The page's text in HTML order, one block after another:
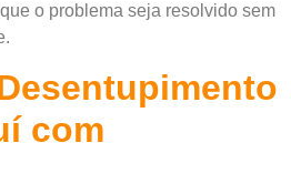
o problema seja resolvido sem
com